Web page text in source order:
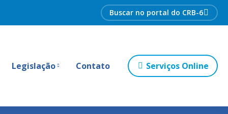
Search:
Legislação Contato Serviços Online